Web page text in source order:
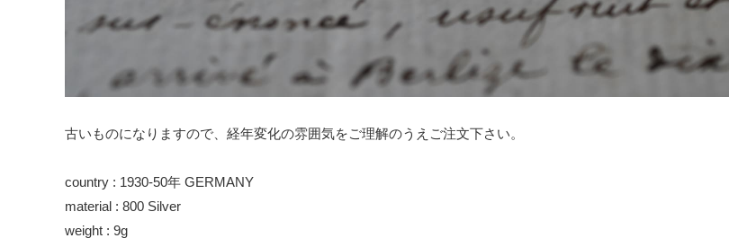
古いものになりますので、経年変化の雰囲気をご理解のうえご注文下さい。
country : 1930-50年 GERMANY
material : 800 Silver
weight : 9g